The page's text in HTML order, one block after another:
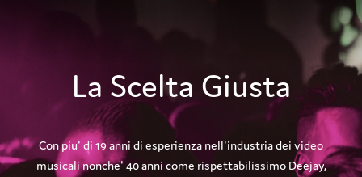
La Scelta Giusta
Con piu' di 19 anni di esperienza nell'industria dei video
musicali nonche' 40 anni come rispettabilissimo Deejay,